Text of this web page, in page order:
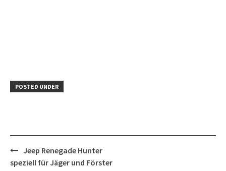
POSTED UNDER
Post
navigation
Jeep Renegade Hunter
speziell für Jäger und Förster